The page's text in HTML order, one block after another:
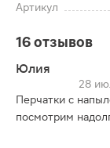
Артикул
16 отзывов
Юлия
28
Перчатки с
посмотрим